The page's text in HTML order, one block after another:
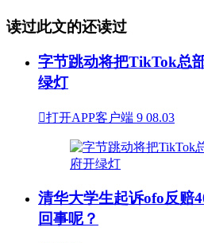
读过此文的还读过
字节跳动将把TikTok总
绿灯
打开APP客户端 9 08.03
清华大学生起诉ofo反赔
回事呢？